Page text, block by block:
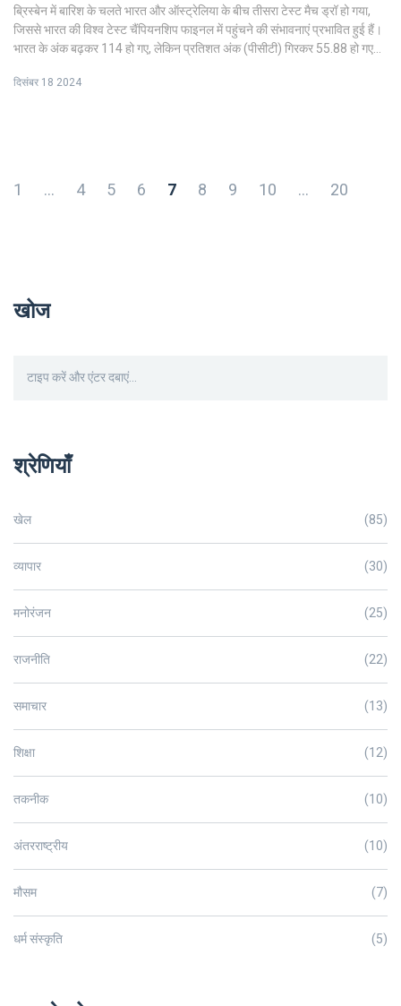
ब्रिस्बेन में बारिश के चलते भारत और ऑस्ट्रेलिया के बीच तीसरा टेस्ट मैच ड्रॉ हो गया,
जिससे भारत की विश्व टेस्ट चैंपियनशिप फाइनल में पहुंचने की संभावनाएं प्रभावित हुई हैं।
भारत के अंक बढ़कर 114 हो गए, लेकिन प्रतिशत अंक (पीसीटी) गिरकर 55.88 हो गए।
स्थान पर है। भारत को यीछ दो मैचों में बिना हार के खेलना होगा तो ही वे फाइनल में स्थान
दिसंबर 18 2024
1 … 4 5 6 7 8 9 10 … 20
खोज
श्रेणियाँ
खेल (85)
व्यापार (30)
मनोरंजन (25)
राजनीति (22)
समाचार (13)
शिक्षा (12)
तकनीक (10)
अंतरराष्ट्रीय (10)
मौसम (7)
धर्म संस्कृति (5)